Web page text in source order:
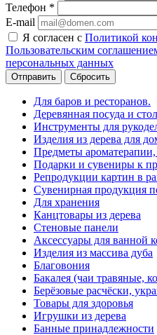
Телефон *
E-mail
Я согласен с Политикой
Пользовательским
персональных данных
Сбросить
Для баров и ресторанов.
Деревянная посуда и
Инструменты для
Изделия из дерева для
Предметы
Подарки и сувениры к
Репродукции картин в
Сувенирная продукция
Для хранения
Канцтовары из дерева
Стеновые панели
Аксессуары для ванной
Изделия из массива дуба
Благовония
Бакалея (чаи травяные,
Берёзовые расчёски,
Товары для здоровья
Игрушки из дерева
Банные принадлежности